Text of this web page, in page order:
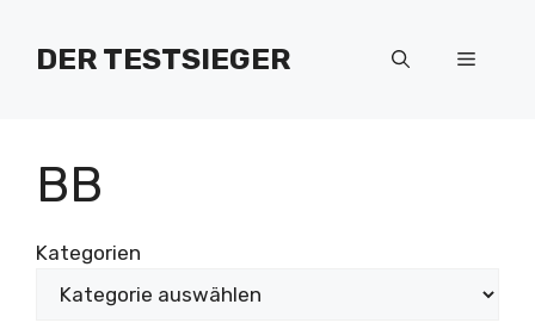
Inhalt
springenDER TESTSIEGER Menü
BB
Kategorien